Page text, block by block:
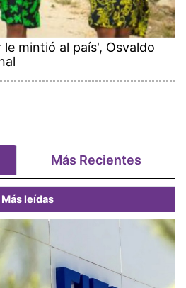
mintió al país', Osvaldo
Más Recientes
Más leídas